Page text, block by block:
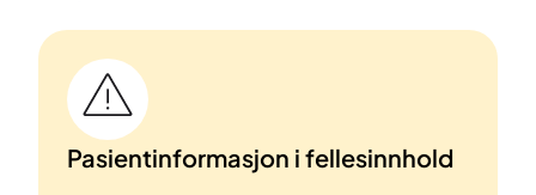
Pasientinformasjon i fellesinnhold